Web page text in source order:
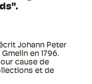
Johann Peter
en 1796.
cause de
et de